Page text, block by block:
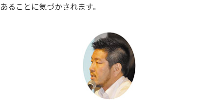
あることに気づかされます。